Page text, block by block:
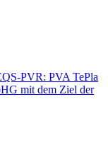
PVR: PVA TePla
mit dem Ziel der